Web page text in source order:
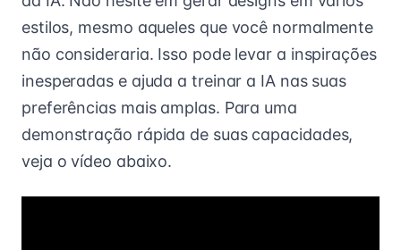
estilos, mesmo aqueles que você normalmente
não consideraria. Isso pode levar a inspirações
inesperadas e ajuda a treinar a IA nas suas
preferências mais amplas. Para uma
demonstração rápida de suas capacidades,
veja o vídeo abaixo.